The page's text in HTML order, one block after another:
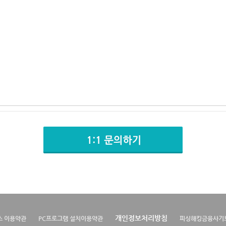
이용약관 PC프로그램 설치이용약관 개인정보처리방침 피싱해킹금융사기